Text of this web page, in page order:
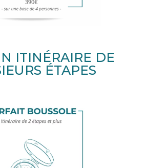
ITINÉRAIRE DE
ÉTAPES